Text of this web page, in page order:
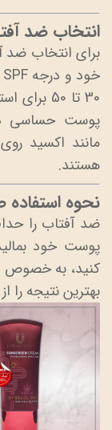
انتخاب ضد
برای انتخاب
30 تا 50
پوست حساسی
مانند اکسید
هستند.
نحوه
پوست خود
کنید، به خصوص
بهترین نتیجه